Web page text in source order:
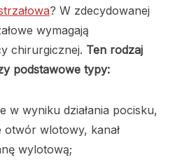
? W zdecydowanej
wymagają
chirurgicznej. Ten rodzaj
podstawowe typy:
w wyniku działania pocisku,
wlotowy, kanał
wylotową;